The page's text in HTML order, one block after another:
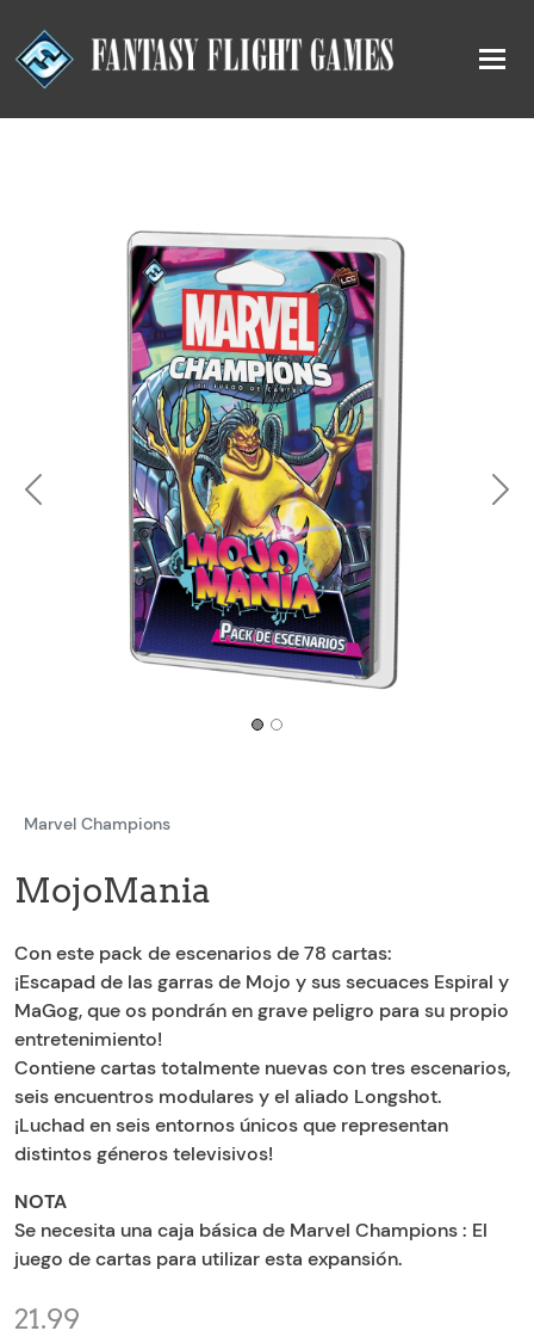
Previous
Marvel Champions
MojoMania
Con este pack de escenarios de 78 cartas:
¡Escapad de las garras de Mojo y sus secuaces Espiral y
MaGog, que os pondrán en grave peligro para su propio
entretenimiento!
Contiene cartas totalmente nuevas con tres escenarios,
seis encuentros modulares y el aliado Longshot.
¡Luchad en seis entornos únicos que representan
distintos géneros televisivos!
NOTA
Se necesita una caja básica de Marvel Champions : El
juego de cartas para utilizar esta expansión.
21.99